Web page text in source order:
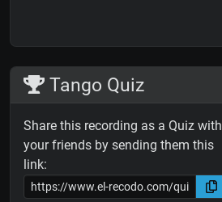
Tango Quiz
Share this recording as a Quiz with
your friends by sending them this
link: